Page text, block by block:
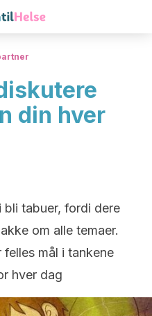
din hver
tabuer, fordi dere
om alle temaer.
mål i tankene
hver dag